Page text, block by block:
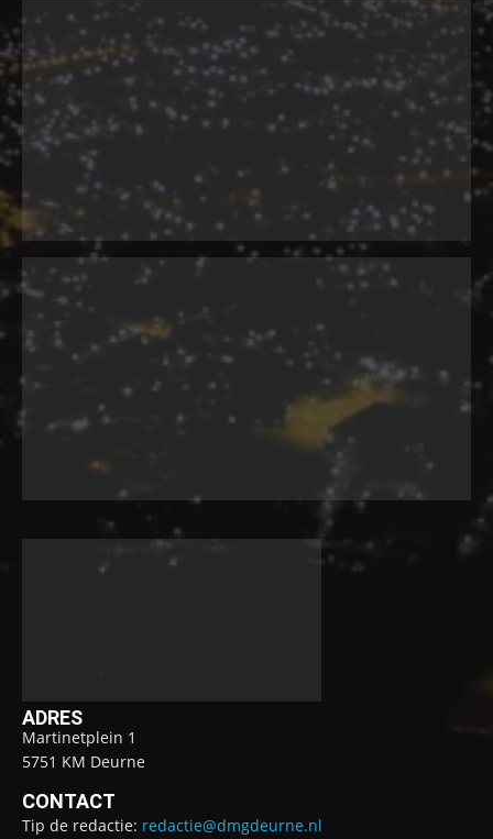
ADRES
Martinetplein 1
5751 KM Deurne
CONTACT
Tip de redactie: redactie@dmgdeurne.nl